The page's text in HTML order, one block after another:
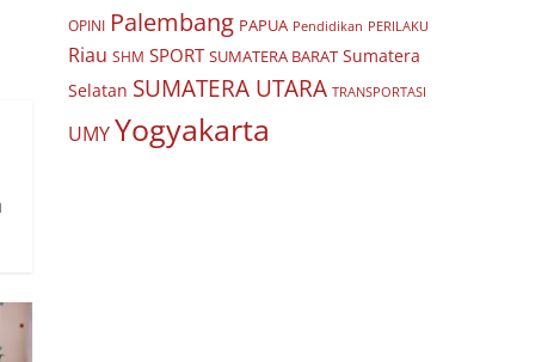
OPINI Palembang PAPUA Pendidikan PERILAKU
Riau SHM SPORT SUMATERA BARAT Sumatera
Selatan SUMATERA UTARA TRANSPORTASI
UMYYogyakarta